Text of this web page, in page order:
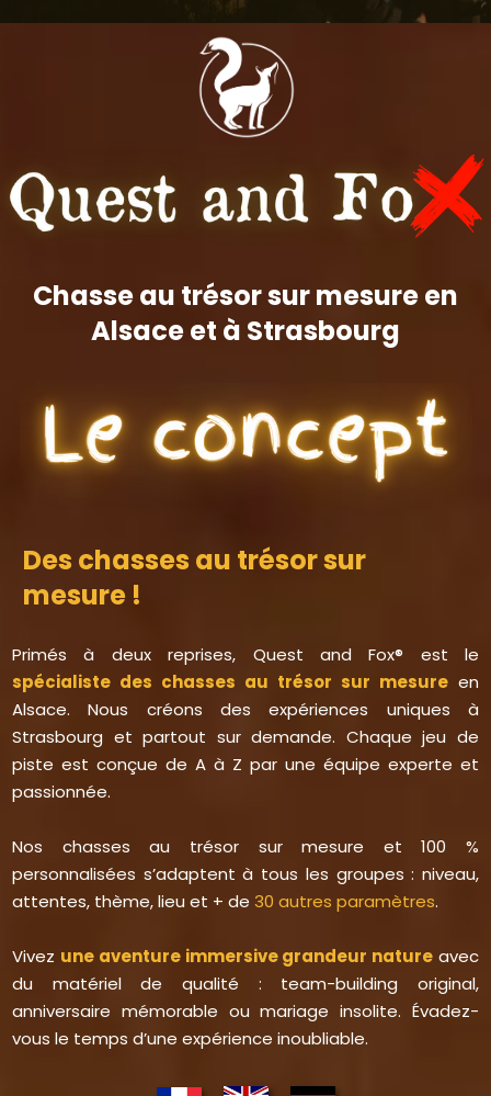
Chasse au trésor sur mesure en
Alsace et à Strasbourg
Des chasses au trésor sur
mesure !
Primés à deux reprises, Quest and Fox® est le
spécialiste des chasses au trésor sur mesure en
Alsace. Nous créons des expériences uniques à
Strasbourg et partout sur demande. Chaque jeu de
piste est conçue de A à Z par une équipe experte et
passionnée.
Nos chasses au trésor sur mesure et 100 %
personnalisées s’adaptent à tous les groupes : niveau,
attentes, thème, lieu et + de 30 autres paramètres.
Vivez une aventure immersive grandeur nature avec
du matériel de qualité : team-building original,
anniversaire mémorable ou mariage insolite. Évadez-
vous le temps d’une expérience inoubliable.